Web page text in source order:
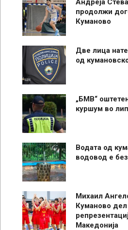
Андреја
продолжи
Куманово
Две лица
од
„БМВ“
куршум во
Водата од
водовод е
Михаил
Куманово
Македонија